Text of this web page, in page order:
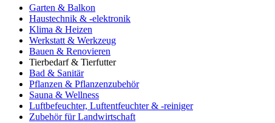
Garten & Balkon
Haustechnik & -elektronik
Klima & Heizen
Werkstatt & Werkzeug
Bauen & Renovieren
Tierbedarf & Tierfutter
Bad & Sanitär
Pflanzen & Pflanzenzubehör
Sauna & Wellness
Luftbefeuchter, Luftentfeuchter & -reiniger
Zubehör für Landwirtschaft